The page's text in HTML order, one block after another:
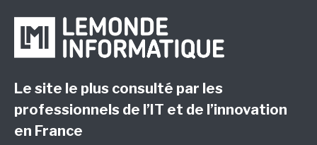
Le site le plus consulté par les
professionnels de l’IT et de l’innovation
en France